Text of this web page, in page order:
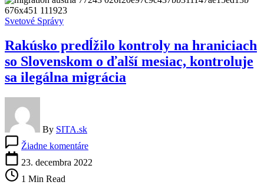
Svetové Správy
Rakúsko predĺžilo kontroly na hraniciach
so Slovenskom o ďalší mesiac, kontroluje
sa ilegálna migrácia
By SITA.sk
Žiadne komentáreRakúsko
predĺžilo
23. decembra 2022
1 Min Read